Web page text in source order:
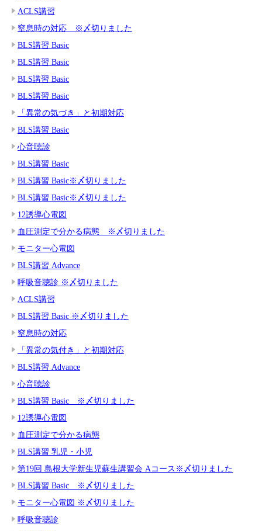
ACLS講習
窒息時の対応 ※〆切りました
BLS講習 Basic
BLS講習 Basic
BLS講習 Basic
BLS講習 Basic
「異常の気づき」と初期対応
BLS講習 Basic
心音聴診
BLS講習 Basic
BLS講習 Basic※〆切りました
BLS講習 Basic※〆切りました
12誘導心電図
血圧測定で分かる病態 ※〆切りました
モニター心電図
BLS講習 Advance
呼吸音聴診 ※〆切りました
ACLS講習
BLS講習 Basic ※〆切りました
窒息時の対応
「異常の気付き」と初期対応
BLS講習 Advance
心音聴診
BLS講習 Basic ※〆切りました
12誘導心電図
血圧測定で分かる病態
BLS講習 乳児・小児
第19回 島根大学新生児蘇生講習会 Aコース※〆切りました
BLS講習 Basic ※〆切りました
モニター心電図 ※〆切りました
呼吸音聴診